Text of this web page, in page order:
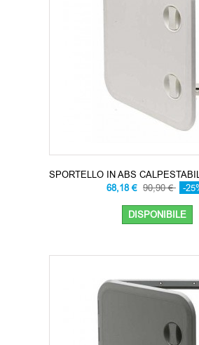
SPORTELLO IN ABS
68,18 € 90,90 € -
DISPONIBILE